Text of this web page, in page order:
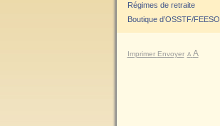
Régimes de retraite
Boutique d’OSSTF/FEESO
Imprimer Envoyer A A